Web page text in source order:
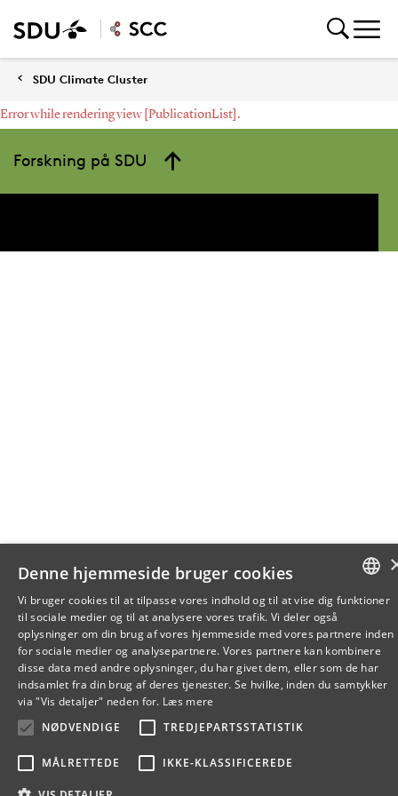
SDU Climate Cluster
Error while rendering view [PublicationList].
Forskning på SDU
ENGLISH
Denne hjemmeside bruger cookies
Vi bruger cookies til at tilpasse vores indhold og til at vise dig funktioner
til sociale medier og til at analysere vores trafik. Vi deler også
oplysninger om din brug af vores hjemmeside med vores partnere inden
for sociale medier og analysepartnere. Vores partnere kan kombinere
disse data med andre oplysninger, du har givet dem, eller som de har
indsamlet fra din brug af deres tjenester. Se hvilke, inden du samtykker
via "Vis detaljer" neden for. Læs mere
NØDVENDIGE
TREDJEPARTSSTATISTIK
MÅLRETTEDE IKKE-KLASSIFICEREDE